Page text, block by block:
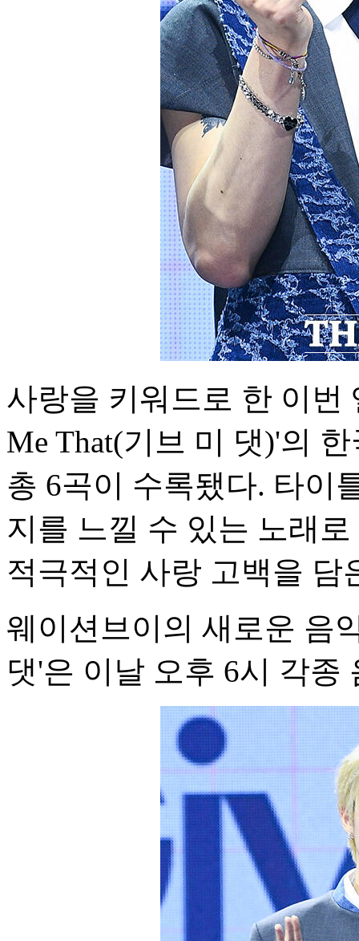
사랑을 키워드로 한 이번
Me That(기브 미 댓)'의
총 6곡이 수록됐다. 타이
지를 느낄 수 있는 노래
적극적인 사랑 고백을 담
웨이션브이의 새로운 음
댓'은 이날 오후 6시 각종